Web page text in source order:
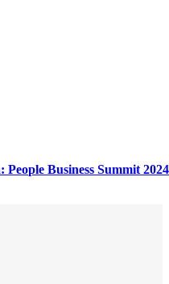
Business Summit 2024